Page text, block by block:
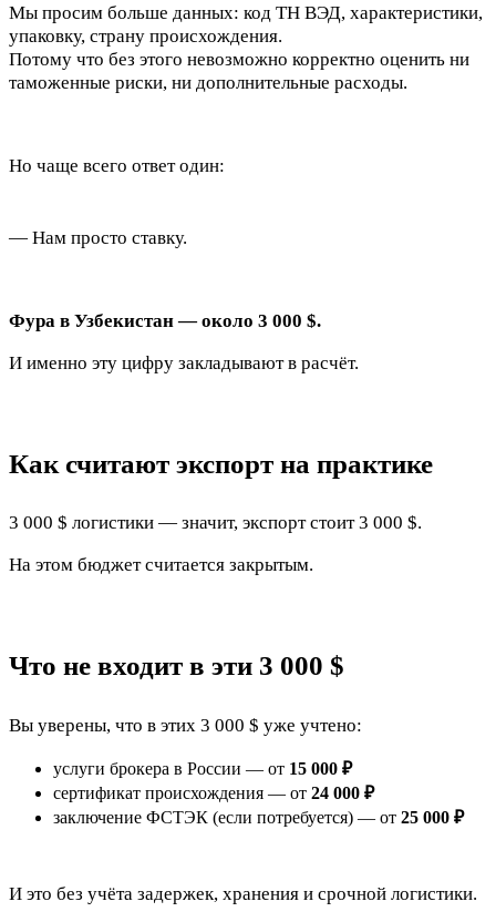
Мы просим больше данных: код ТН ВЭД, характеристики,
упаковку, страну происхождения.
Потому что без этого невозможно корректно оценить ни
таможенные риски, ни дополнительные расходы.
Но чаще всего ответ один:
— Нам просто ставку.
Фура в Узбекистан — около 3 000 $.
И именно эту цифру закладывают в расчёт.
Как считают экспорт на практике
3 000 $ логистики — значит, экспорт стоит 3 000 $.
На этом бюджет считается закрытым.
Что не входит в эти 3 000 $
Вы уверены, что в этих 3 000 $ уже учтено:
услуги брокера в России — от 15 000 ₽
сертификат происхождения — от 24 000 ₽
заключение ФСТЭК (если потребуется) — от 25 000 ₽
И это без учёта задержек, хранения и срочной логистики.